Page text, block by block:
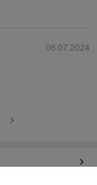
08.07.2024